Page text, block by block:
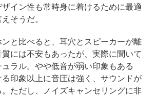
イン性も常時身に着けるために最適
そうだ。
と比べると、耳穴とスピーカーが離
には不安もあったが、実際に聞いて
ラル。やや低音が弱い印象もある
印象以上に音圧は強く、サウンドが
ただし、ノイズキャンセリングに非